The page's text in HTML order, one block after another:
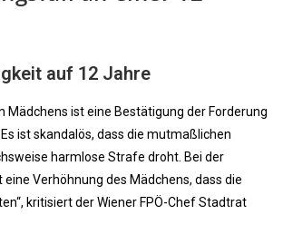
auf 12 Jahre
Mädchens ist eine Bestätigung der Forderung
ist skandalös, dass die mutmaßlichen
harmlose Strafe droht. Bei der
Verhöhnung des Mädchens, dass die
kritisiert der Wiener FPÖ-Chef Stadtrat